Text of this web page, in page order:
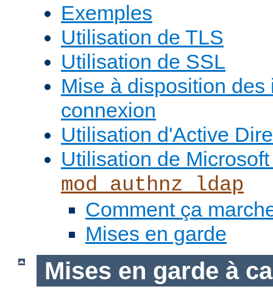
Exemples
Utilisation de TLS
Utilisation de SSL
Mise à disposition des
connexion
Utilisation d'Active
Utilisation de
mod_authnz_ldap
Comment ça
Mises en garde
Mises en garde à